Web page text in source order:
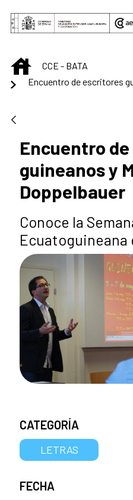
Skip to Main Content
INICIOCCE - BATA
Encuentro
guineanos y
Doppelbauer
Conoce la
Ecuatoguineana
CATEGORÍA
LETRAS
FECHA